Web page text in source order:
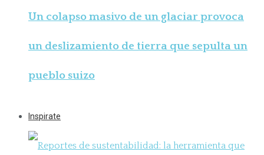
Un colapso masivo de un glaciar provoca
un deslizamiento de tierra que sepulta un
pueblo suizo
Inspirate